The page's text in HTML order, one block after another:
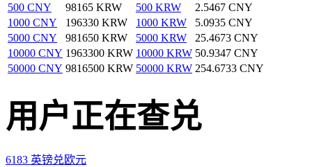
500 CNY
98165 KRW 500 KRW
2.5467 CNY
1000 CNY
196330 KRW 1000 KRW
5.0935 CNY
5000 CNY
981650 KRW 5000 KRW
25.4673 CNY
10000 CNY 1963300 KRW 10000 KRW 50.9347 CNY
50000 CNY 9816500 KRW 50000 KRW 254.6733 CNY
用户正在查兑
6183 英镑兑欧元